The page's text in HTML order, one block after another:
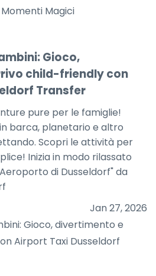
Gioco,
child-friendly con
Transfer
pure per le famiglie!
barca, planetario e altro
Scopri le attività per
Inizia in modo rilassato
di Dusseldorf" da
Jan 27, 2026